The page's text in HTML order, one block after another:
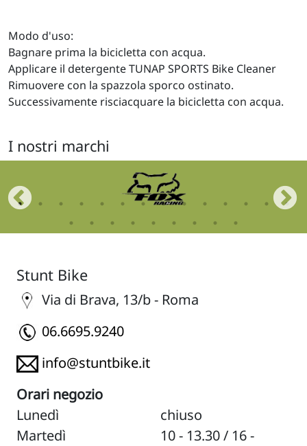
Modo d'uso:
Bagnare prima la bicicletta con acqua.
Applicare il detergente TUNAP SPORTS Bike Cleaner
Rimuovere con la spazzola sporco ostinato.
Successivamente risciacquare la bicicletta con acqua.
I nostri marchi
Stunt Bike
Via di Brava, 13/b - Roma
06.6695.9240
info@stuntbike.it
Orari negozio
Lunedì
chiuso
Martedì
10 - 13.30 / 16 -